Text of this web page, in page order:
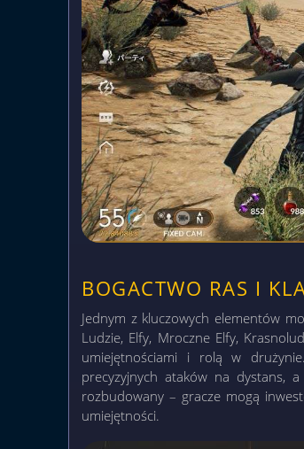
BOGACTWO RAS I
Jednym z kluczowych elementów
Ludzie, Elfy, Mroczne Elfy,
umiejętnościami i rolą w
precyzyjnych ataków na dystans,
rozbudowany – gracze mogą
umiejętności.